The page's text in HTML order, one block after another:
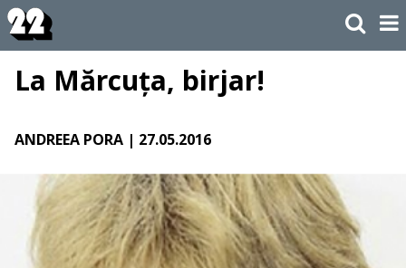
La Mărcuța, birjar!
ANDREEA PORA | 27.05.2016